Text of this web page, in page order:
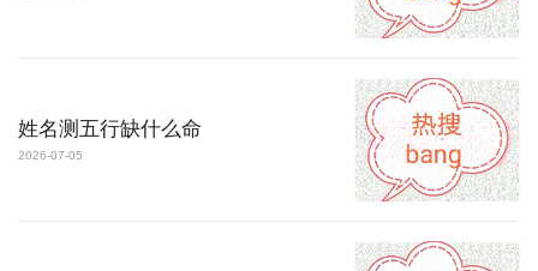
姓名测五行缺什么命
2026-07-05